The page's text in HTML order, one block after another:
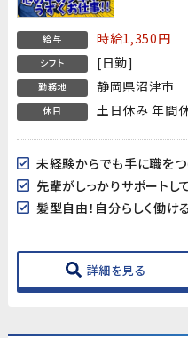
給与 時給1,350円
シフト [日勤]
勤務地 静岡県沼津市
休日 土日休み 年間
未経験からでも手に職をつ
先輩がしっかりサポート
髪型自由！自分らしく働け
詳細を見る